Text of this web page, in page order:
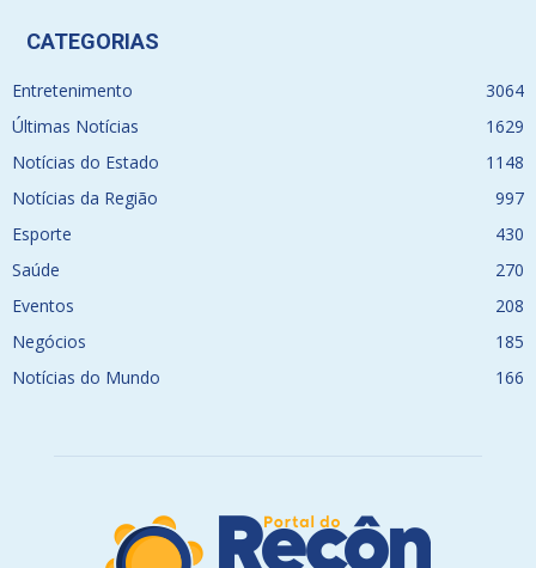
CATEGORIAS
Entretenimento
3064
Últimas Notícias
1629
Notícias do Estado
1148
Notícias da Região
997
Esporte
430
Saúde
270
Eventos
208
Negócios
185
Notícias do Mundo
166